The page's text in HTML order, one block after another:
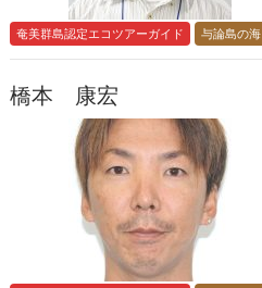
奄美群島認定エコツアーガイド 与論島の海
橋本 康宏